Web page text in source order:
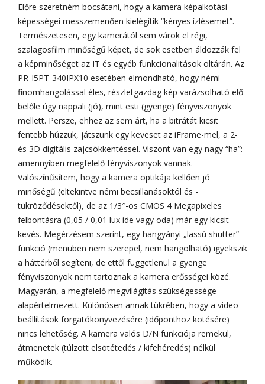
Előre szeretném bocsátani, hogy a kamera képalkotási
képességei messzemenően kielégítik “kényes ízlésemet”.
Természetesen, egy kamerától sem várok el régi,
szalagosfilm minőségű képet, de sok esetben áldozzák fel
a képminőséget az IT és egyéb funkcionalitások oltárán. Az
PR-I5PT-340IPX10 esetében elmondható, hogy némi
finomhangolással éles, részletgazdag kép varázsolható elő
belőle úgy nappali (jó), mint esti (gyenge) fényviszonyok
mellett. Persze, ehhez az sem árt, ha a bitrátát kicsit
fentebb húzzuk, játszunk egy keveset az iFrame-mel, a 2-
és 3D digitális zajcsökkentéssel. Viszont van egy nagy “ha”:
amennyiben megfelelő fényviszonyok vannak.
Valószínűsítem, hogy a kamera optikája kellően jó
minőségű (eltekintve némi becsillanásoktól és -
tükröződésektől), de az 1/3″-os CMOS 4 Megapixeles
felbontásra (0,05 / 0,01 lux ide vagy oda) már egy kicsit
kevés. Megérzésem szerint, egy hangyányi „lassú shutter”
funkció (menüben nem szerepel, nem hangolható) igyekszik
a háttérből segíteni, de ettől függetlenül a gyenge
fényviszonyok nem tartoznak a kamera erősségei közé.
Magyarán, a megfelelő megvilágítás szükségessége
alapértelmezett. Különösen annak tükrében, hogy a video
beállítások forgatókönyvezésére (időponthoz kötésére)
nincs lehetőség. A kamera valós D/N funkciója remekül,
átmenetek (túlzott elsötétedés / kifehéredés) nélkül
működik.